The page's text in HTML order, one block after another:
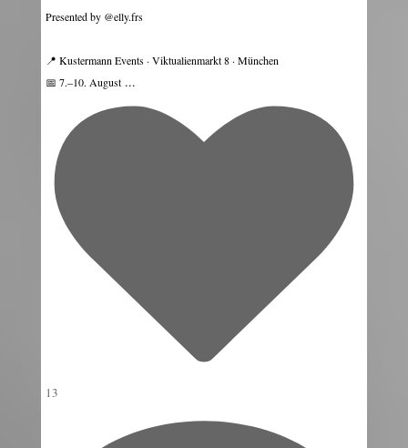
Presented by @elly.frs
📍 Kustermann Events · Viktualienmarkt 8 · München
📅 7.–10. August ...
13